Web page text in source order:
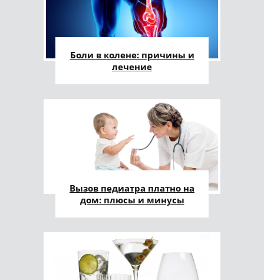
Боли в колене: причины и
лечение
Вызов педиатра платно на
дом: плюсы и минусы